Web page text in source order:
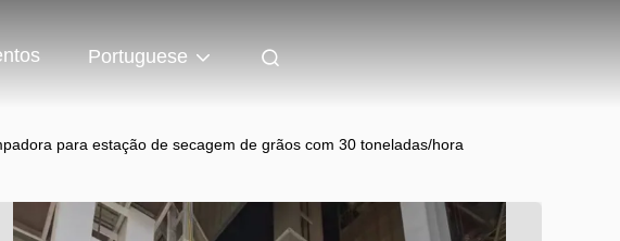
Portuguese
para estação de secagem de grãos com 30 toneladas/hora